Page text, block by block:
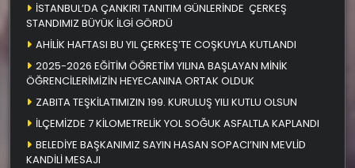
İSTANBUL’DA ÇANKIRI TANITIM GÜNLERİNDE ÇERKEŞ
STANDIMIZ BÜYÜK İLGİ GÖRDÜ
AHİLİK HAFTASI BU YIL ÇERKEŞ’TE COŞKUYLA KUTLANDI
2025-2026 EĞİTİM ÖĞRETİM YILINA BAŞLAYAN MİNİK
ÖĞRENCİLERİMİZİN HEYECANINA ORTAK OLDUK
ZABITA TEŞKİLATIMIZIN 199. KURULUŞ YILI KUTLU OLSUN
İLÇEMİZDE 7 KİLOMETRELİK YOL SOĞUK ASFALTLA KAPLANDI
BELEDİYE BAŞKANIMIZ SAYIN HASAN SOPACI’NIN MEVLİD
KANDİLİ MESAJI